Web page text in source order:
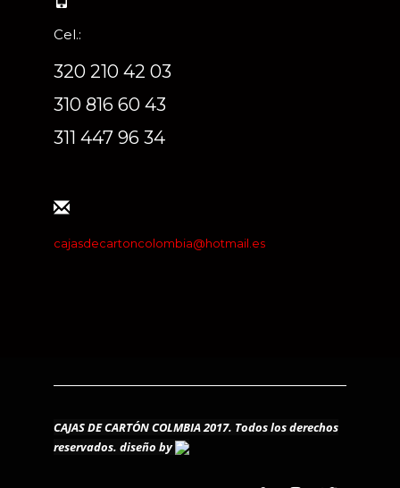
Cel.:
320 210 42 03
310 816 60 43
311 447 96 34
cajasdecartoncolombia@hotmail.es
CAJAS DE CARTÓN COLMBIA 2017. Todos los derechos
reservados. diseño by